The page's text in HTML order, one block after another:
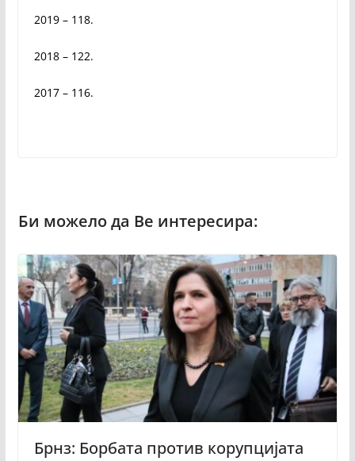
2019 – 118.
2018 – 122.
2017 – 116.
Брнз: Борбата против корупцијата